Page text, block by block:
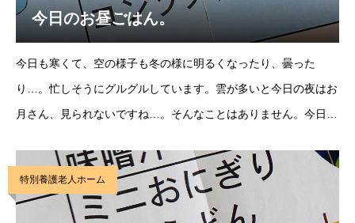
今日のお昼ごはん。
今日も寒くて、空の様子も冬の様に明るくなったり、曇った
り…。忙しそうにグルグルしています。雲が多いと今日の夜はお
月さん、見られないですね…。そんなことはありません。今日の
カレー。しかも温泉卵もカレーのよう…。たまごのま
特別養護老人ホーム